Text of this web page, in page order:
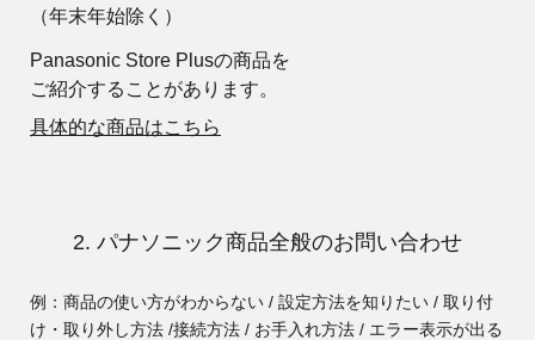
（年末年始除く）
Panasonic Store Plusの商品を
ご紹介することがあります。
具体的な商品はこちら
2. パナソニック商品全般のお問い合わせ
例：商品の使い方がわからない / 設定方法を知りたい / 取り付
け・取り外し方法 /接続方法 / お手入れ方法 / エラー表示が出る